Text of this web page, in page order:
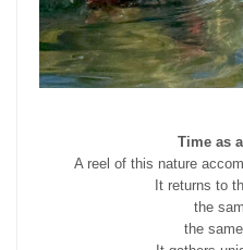
Time as
A reel of this nature
It returns to
the
the